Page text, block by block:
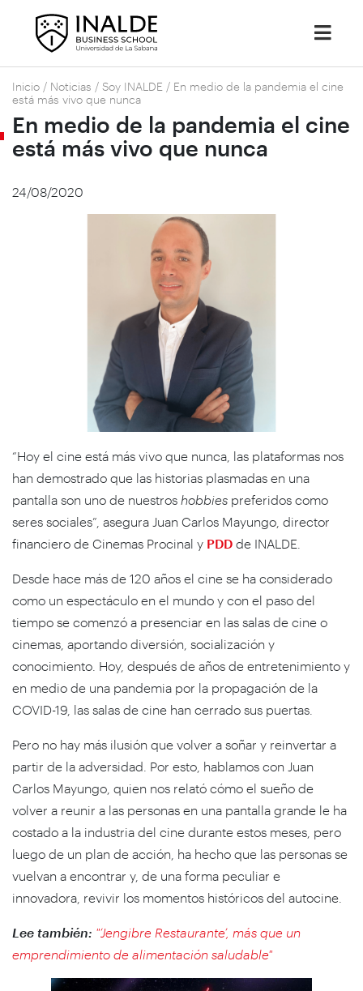
Inicio / Noticias / Soy INALDE / En medio de la pandemia el cine
está más vivo que nunca
En medio de la pandemia el cine
está más vivo que nunca
24/08/2020
“Hoy el cine está más vivo que nunca, las plataformas nos
han demostrado que las historias plasmadas en una
pantalla son uno de nuestros hobbies preferidos como
seres sociales”, asegura Juan Carlos Mayungo, director
financiero de Cinemas Procinal y PDD de INALDE.
Desde hace más de 120 años el cine se ha considerado
como un espectáculo en el mundo y con el paso del
tiempo se comenzó a presenciar en las salas de cine o
cinemas, aportando diversión, socialización y
conocimiento. Hoy, después de años de entretenimiento y
en medio de una pandemia por la propagación de la
COVID-19, las salas de cine han cerrado sus puertas.
Pero no hay más ilusión que volver a soñar y reinvertar a
partir de la adversidad. Por esto, hablamos con Juan
Carlos Mayungo, quien nos relató cómo el sueño de
volver a reunir a las personas en una pantalla grande le ha
costado a la industria del cine durante estos meses, pero
luego de un plan de acción, ha hecho que las personas se
vuelvan a encontrar y, de una forma peculiar e
innovadora, revivir los momentos históricos del autocine.
Lee también: "‘Jengibre Restaurante’, más que un
emprendimiento de alimentación saludable"